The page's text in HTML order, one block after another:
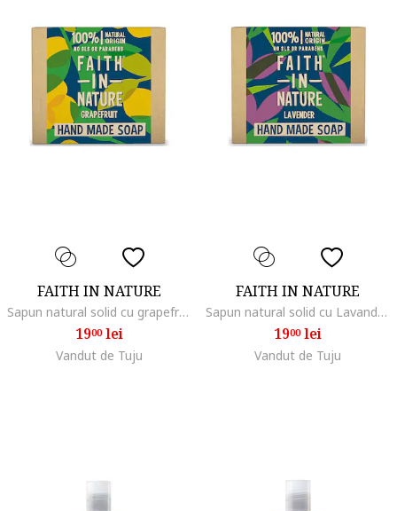
FAITH IN NATURE
Sapun natural solid cu grapefruit, 100 gr
1900lei
Vandut de Tuju
FAITH IN NATURE
Sapun natural solid cu Lavanda, 100 gr
1900lei
Vandut de Tuju